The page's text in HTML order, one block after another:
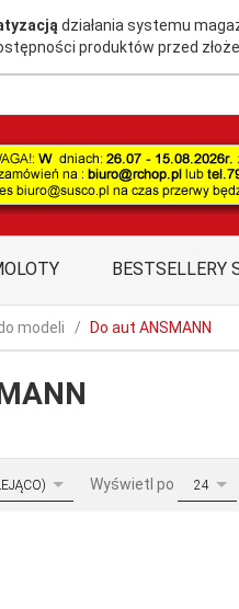
działania systemu
produktów przed
BESTSELLERY
modeli Do aut ANSMANN
Wyświetl po pop24